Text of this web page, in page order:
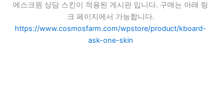
에스크원 상담 스킨이 적용된 게시판 입니다. 구매는 아래 링
크 페이지에서 가능합니다.
https://www.cosmosfarm.com/wpstore/product/kboard-
ask-one-skin